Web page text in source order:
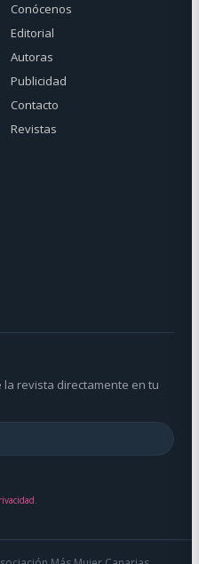
Conócenos
Editorial
Autoras
Publicidad
Contacto
Revistas
la revista directamente en tu
.